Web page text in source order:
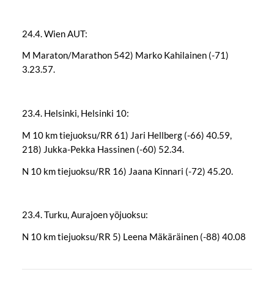
24.4. Wien AUT:
M Maraton/Marathon 542) Marko Kahilainen (-71)
3.23.57.
23.4. Helsinki, Helsinki 10:
M 10 km tiejuoksu/RR 61) Jari Hellberg (-66) 40.59,
218) Jukka-Pekka Hassinen (-60) 52.34.
N 10 km tiejuoksu/RR 16) Jaana Kinnari (-72) 45.20.
23.4. Turku, Aurajoen yöjuoksu:
N 10 km tiejuoksu/RR 5) Leena Mäkäräinen (-88) 40.08